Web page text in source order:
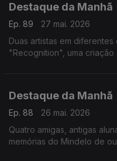
Destaque da Manhã
Ep. 89
27 mai. 2026
Duas artistas em
"Recognition", uma criação
Destaque da Manhã
Ep. 88
26 mai. 2026
Quatro amigas, antigas
memórias do Mindelo de